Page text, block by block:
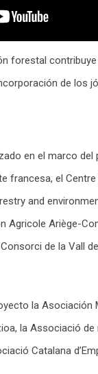
forestal
de los
en el marco
francesa, el
and
Agricole Ariège-
de la Vall
la
la Associació
Catalana